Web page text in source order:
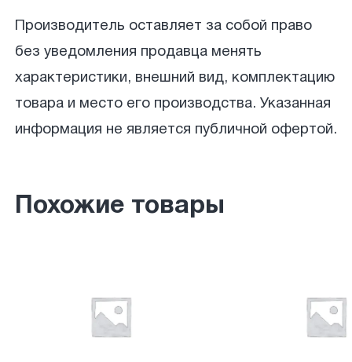
Производитель оставляет за собой право
без уведомления продавца менять
характеристики, внешний вид, комплектацию
товара и место его производства. Указанная
информация не является публичной офертой.
Похожие товары